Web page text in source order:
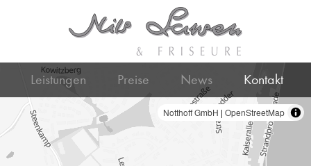
Leistungen Preise News Kontakt
Notthoff GmbH | OpenStreetMap